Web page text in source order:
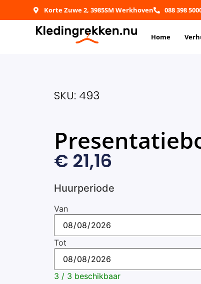
Korte Zuwe 2, 3985SM Werkhoven 088 398
Home
SKU: 493
€21,16
Huurperiode
Van
Tot
3 / 3 beschikbaar